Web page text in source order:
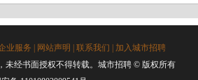
业服务 网站声明 联系我们
加入城市招聘
经书面授权不得转载。 城市招聘© 版权所有